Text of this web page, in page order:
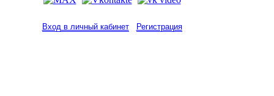
Вход в личный кабинет Регистрация